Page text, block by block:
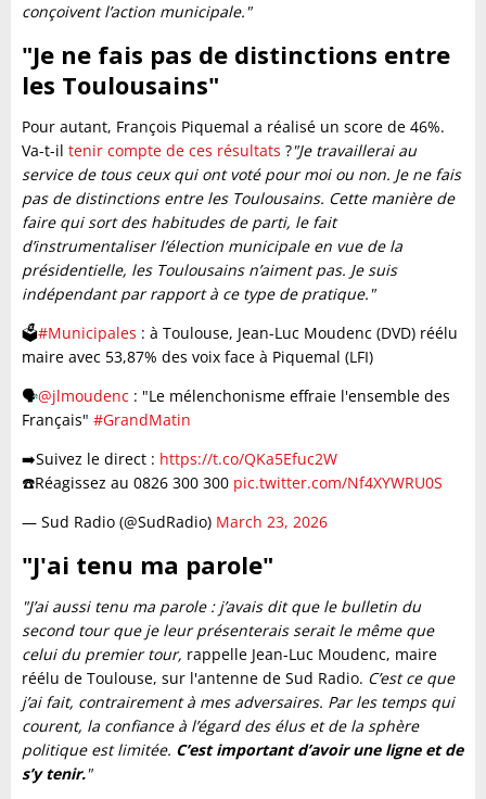
conçoivent l’action municipale."
"Je ne fais pas de distinctions entre
les Toulousains"
Pour autant, François Piquemal a réalisé un score de 46%.
Va-t-il tenir compte de ces résultats ?"Je travaillerai au
service de tous ceux qui ont voté pour moi ou non. Je ne fais
pas de distinctions entre les Toulousains. Cette manière de
faire qui sort des habitudes de parti, le fait
d’instrumentaliser l’élection municipale en vue de la
présidentielle, les Toulousains n’aiment pas. Je suis
indépendant par rapport à ce type de pratique."
🗳️#Municipales : à Toulouse, Jean-Luc Moudenc (DVD) réélu
maire avec 53,87% des voix face à Piquemal (LFI)
🗣️@jlmoudenc : "Le mélenchonisme effraie l'ensemble des
Français" #GrandMatin
➡️Suivez le direct : https://t.co/QKa5Efuc2W
☎️Réagissez au 0826 300 300 pic.twitter.com/Nf4XYWRU0S
— Sud Radio (@SudRadio) March 23, 2026
"J'ai tenu ma parole"
"J’ai aussi tenu ma parole : j’avais dit que le bulletin du
second tour que je leur présenterais serait le même que
celui du premier tour, rappelle Jean-Luc Moudenc, maire
réélu de Toulouse, sur l'antenne de Sud Radio. C’est ce que
j’ai fait, contrairement à mes adversaires. Par les temps qui
courent, la confiance à l’égard des élus et de la sphère
politique est limitée. C’est important d’avoir une ligne et de
s’y tenir."